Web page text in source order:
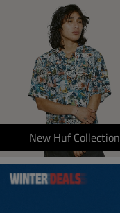
New Huf Collection